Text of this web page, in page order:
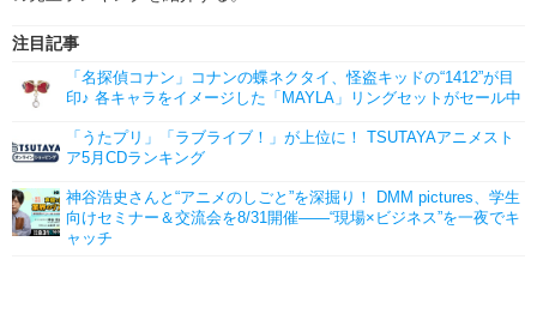
注目記事
「名探偵コナン」コナンの蝶ネクタイ、怪盗キッドの“1412”が目
印♪ 各キャラをイメージした「MAYLA」リングセットがセール中
「うたプリ」「ラブライブ！」が上位に！ TSUTAYAアニメスト
ア5月CDランキング
神谷浩史さんと“アニメのしごと”を深掘り！ DMM pictures、学生
向けセミナー＆交流会を8/31開催――“現場×ビジネス”を一夜でキ
ャッチ